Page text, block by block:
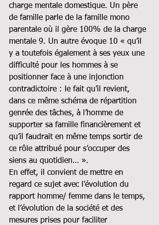
charge mentale domestique. Un père
de famille parle de la famille mono
parentale où il gère 100% de la charge
mentale 9. Un autre évoque 10 « qu’il
y a toutefois également à ses yeux une
difficulté pour les hommes à se
positionner face à une injonction
contradictoire : le fait qu’il revient,
dans ce même schéma de répartition
genrée des tâches, à l’homme de
supporter sa famille financièrement et
qu’il faudrait en même temps sortir de
ce rôle attribué pour s’occuper des
siens au quotidien… ».
En effet, il convient de mettre en
regard ce sujet avec l’évolution du
rapport homme/ femme dans le temps,
et l’évolution de la société et des
mesures prises pour faciliter